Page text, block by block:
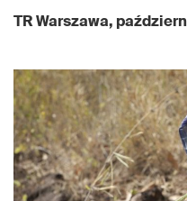
TR Warszawa,